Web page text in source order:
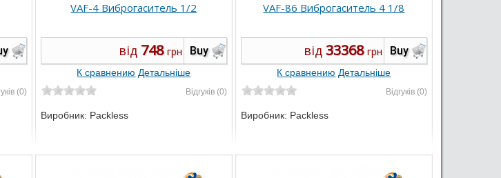
(0)
VAF-4 Виброгаситель 1/2
Buy
від 748 грн
К сравнению Детальніше
Відгуків (0)
Виробник: Packless
VAF-86 Виброгаситель 4 1/8
Buy
від 33368 грн
К сравнению Детальніше
Відгуків (0)
Виробник: Packless